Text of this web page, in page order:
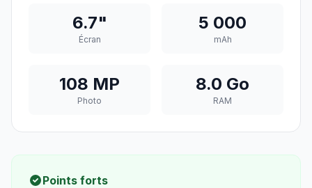
6.7"
Écran
5 000
mAh
108 MP
Photo
8.0 Go
RAM
Points forts